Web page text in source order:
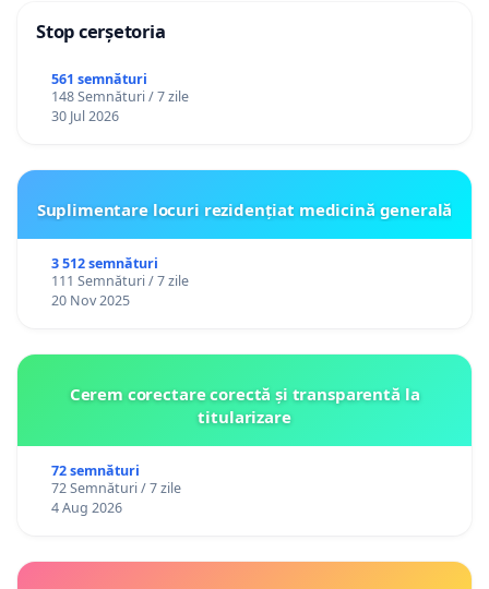
Stop cerșetoria
561 semnături
148 Semnături / 7 zile
30 Jul 2026
Suplimentare locuri rezidențiat medicină generală
3 512 semnături
111 Semnături / 7 zile
20 Nov 2025
Cerem corectare corectă și transparentă la
titularizare
72 semnături
72 Semnături / 7 zile
4 Aug 2026